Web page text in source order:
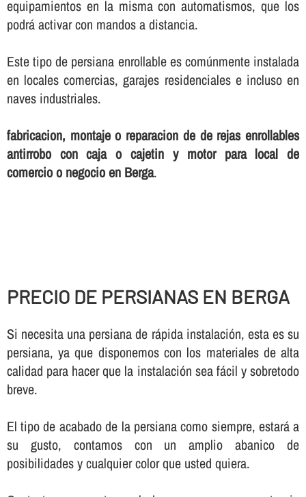
equipamientos en la misma con automatismos, que los
podrá activar con mandos a distancia.
Este tipo de persiana enrollable es comúnmente instalada
en locales comercias, garajes residenciales e incluso en
naves industriales.
fabricacion, montaje o reparacion de de rejas enrollables
antirrobo con caja o cajetin y motor para local de
comercio o negocio en Berga.
PRECIO DE PERSIANAS EN BERGA
Si necesita una persiana de rápida instalación, esta es su
persiana, ya que disponemos con los materiales de alta
calidad para hacer que la instalación sea fácil y sobretodo
breve.
El tipo de acabado de la persiana como siempre, estará a
su gusto, contamos con un amplio abanico de
posibilidades y cualquier color que usted quiera.